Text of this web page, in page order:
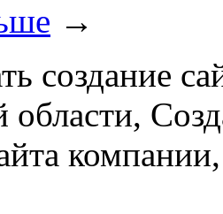
→
создание
области,